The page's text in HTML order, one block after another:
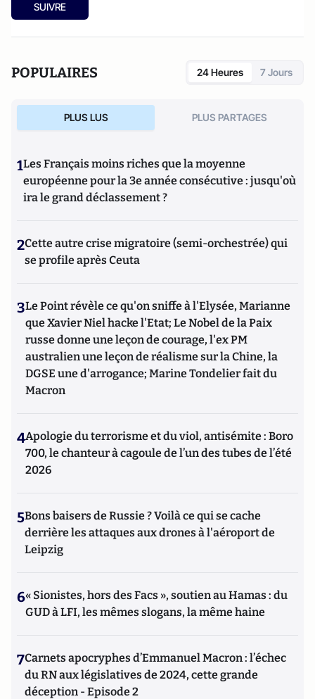
SUIVRE
POPULAIRES 24 Heures 7 Jours
PLUS LUS PLUS PARTAGES
1Les Français moins riches que la moyenne
européenne pour la 3e année consécutive : jusqu'où
ira le grand déclassement ?
2Cette autre crise migratoire (semi-orchestrée) qui
se profile après Ceuta
3Le Point révèle ce qu'on sniffe à l'Elysée, Marianne
que Xavier Niel hacke l'Etat; Le Nobel de la Paix
russe donne une leçon de courage, l'ex PM
australien une leçon de réalisme sur la Chine, la
DGSE une d'arrogance; Marine Tondelier fait du
Macron
4Apologie du terrorisme et du viol, antisémite : Boro
700, le chanteur à cagoule de l’un des tubes de l’été
2026
5Bons baisers de Russie ? Voilà ce qui se cache
derrière les attaques aux drones à l'aéroport de
Leipzig
6« Sionistes, hors des Facs », soutien au Hamas : du
GUD à LFI, les mêmes slogans, la même haine
7Carnets apocryphes d’Emmanuel Macron : l’échec
du RN aux législatives de 2024, cette grande
déception - Episode 2